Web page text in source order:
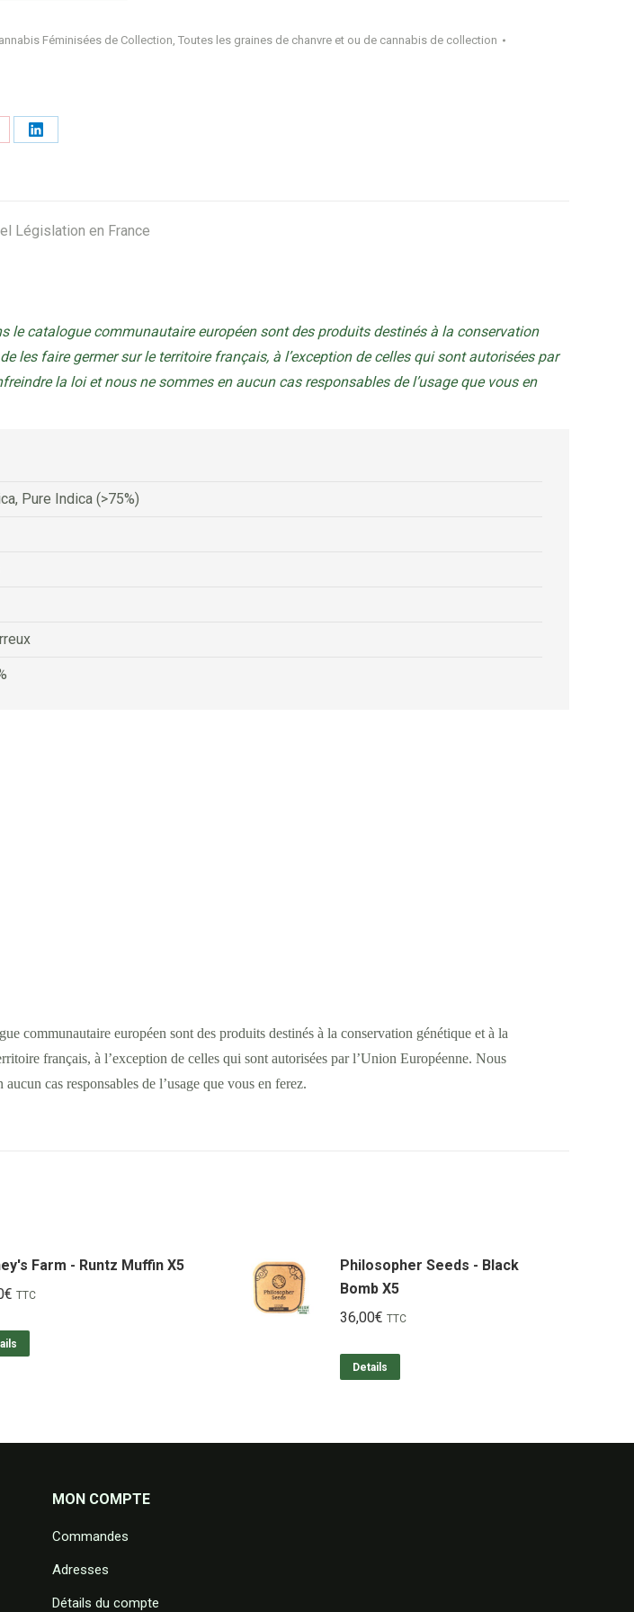
Féminisées de Collection, Toutes les graines de chanvre et ou de cannabis de collection
Share
Législation en France
catalogue communautaire européen sont des produits destinés à la conservation
les faire germer sur le territoire français, à l’exception de celles qui sont autorisées par
la loi et nous ne sommes en aucun cas responsables de l’usage que vous en
Pure Indica (>75%)
communautaire européen sont des produits destinés à la conservation génétique et à la
français, à l’exception de celles qui sont autorisées par l’Union Européenne. Nous
cas responsables de l’usage que vous en ferez.
Farm - Runtz Muffin X5
€ TTC
Philosopher Seeds - Black
Bomb X5
36,00€ TTC
Details
MON COMPTE
Commandes
Adresses
Détails du compte